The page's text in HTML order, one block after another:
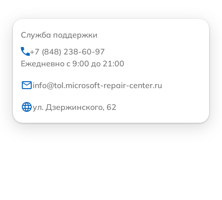
Служба поддержки
+7 (848) 238-60-97
Ежедневно с 9:00 до 21:00
info@tol.microsoft-repair-center.ru
ул. Дзержинского, 62